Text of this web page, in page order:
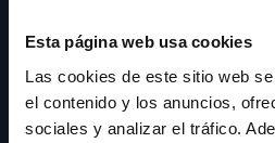
Esta página web usa cookies
Las cookies de este sitio web
el contenido y los anuncios,
sociales y analizar el tráfico.
NEWSLETTER